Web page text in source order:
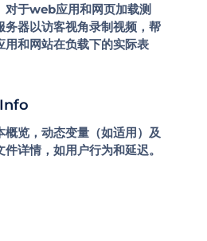
对于web应用和网页加载测
务器以访客视角录制视频，帮
用和网站在负载下的实际表
概览，动态变量（如适用）及
详情，如用户行为和延迟。